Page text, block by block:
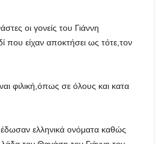
οι γονείς του Γιάννη
που είχαν αποκτήσει ως τότε,τον
φιλική,όπως σε όλους και κατα
έδωσαν ελληνικά ονόματα καθώς